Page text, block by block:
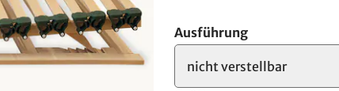
Ausführung
nicht verstellbar